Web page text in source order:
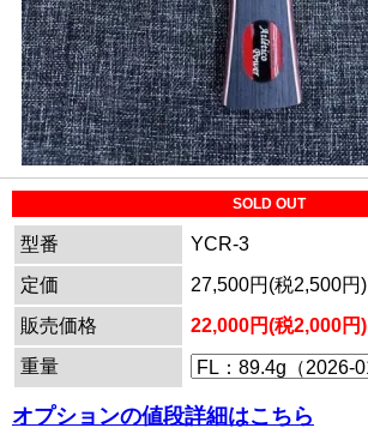
SOLD OUT
型番
YCR-3
定価
27,500円(税2,500円)
販売価格
22,000円(税2,000円)
重量
オプションの値段詳細はこちら